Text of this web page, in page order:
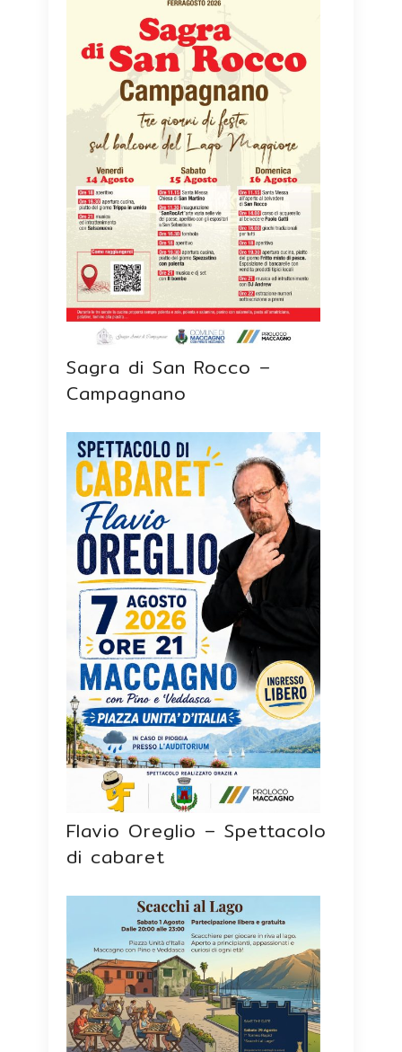
Sagra di San Rocco –
Campagnano
Flavio Oreglio – Spettacolo
di cabaret